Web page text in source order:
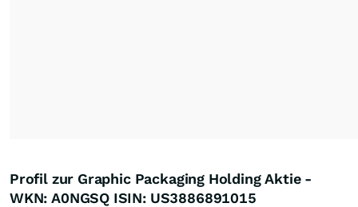
Profil zur Graphic Packaging Holding Aktie -
WKN: A0NGSQ ISIN: US3886891015